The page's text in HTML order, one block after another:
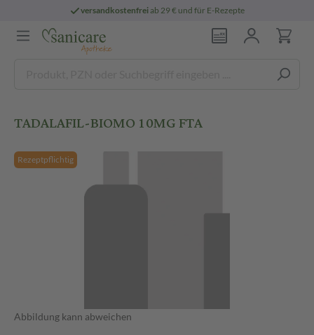
versandkostenfreiab 29 € und für E-Rezepte
TADALAFIL-BIOMO 10MG FTA
Rezeptpflichtig
Abbildung kann abweichen